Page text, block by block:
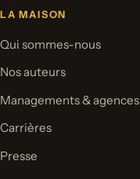
LA MAISON
Qui sommes-nous
Nos auteurs
Managements & agences
Carrières
Presse